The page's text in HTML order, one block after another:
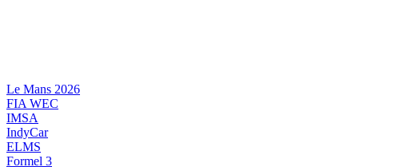
Le Mans 2026
FIA WEC
IMSA
IndyCar
ELMS
Formel 3